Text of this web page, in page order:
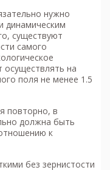
нужно
динамическим
существуют
самого
осуществлять на
поля не менее 1.5
повторно, в
должна быть
к
без зернистости